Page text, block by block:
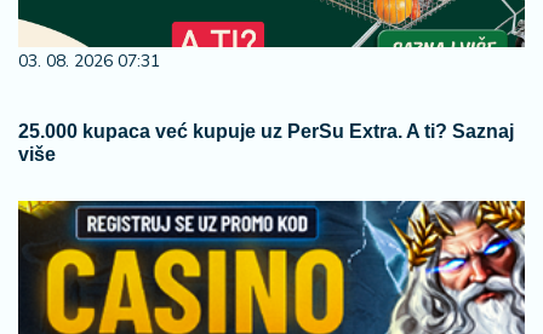
03. 08. 2026 07:31
25.000 kupaca već kupuje uz PerSu Extra. A ti? Saznaj
više